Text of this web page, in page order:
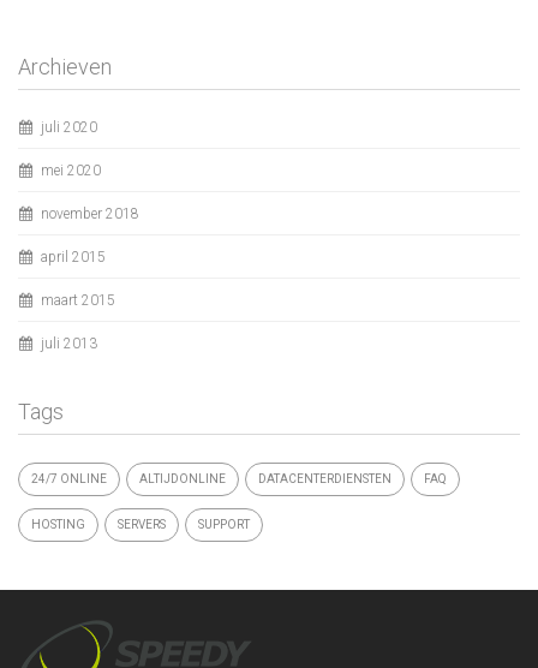
Archieven
juli 2020
mei 2020
november 2018
april 2015
maart 2015
juli 2013
Tags
24/7 ONLINE ALTIJDONLINE DATACENTERDIENSTEN FAQ
HOSTING SERVERS SUPPORT